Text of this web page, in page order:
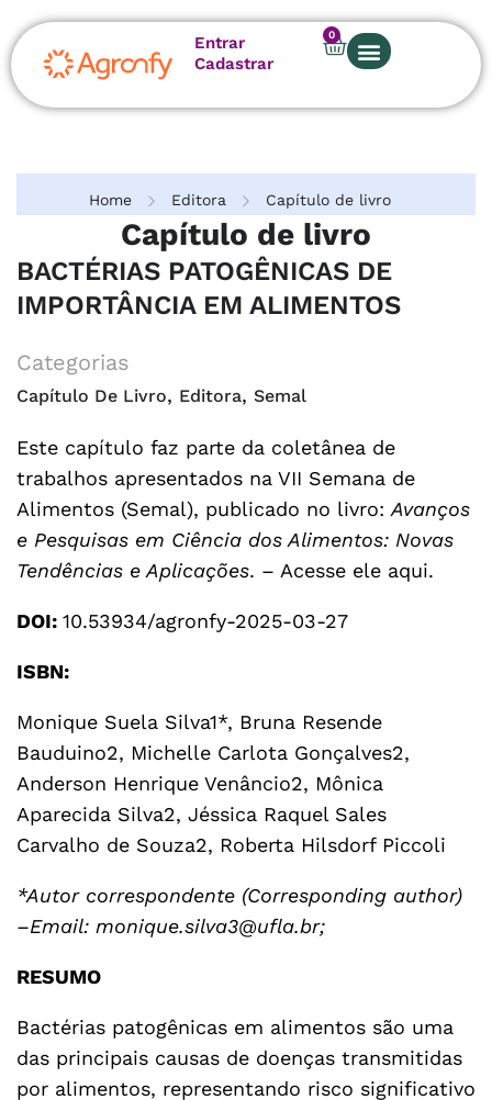
Entrar
Cadastrar
0
Home Editora Capítulo de livro
Capítulo de livro
BACTÉRIAS PATOGÊNICAS DE
IMPORTÂNCIA EM ALIMENTOS
Categorias
Capítulo De Livro, Editora, Semal
Este capítulo faz parte da coletânea de
trabalhos apresentados na VII Semana de
Alimentos (Semal), publicado no livro:Avanços
e Pesquisas em Ciência dos Alimentos: Novas
Tendências e Aplicações. – Acesse ele aqui.
DOI: 10.53934/agronfy-2025-03-27
ISBN:
Monique Suela Silva1*, Bruna Resende
Bauduino2, Michelle Carlota Gonçalves2,
Anderson Henrique Venâncio2, Mônica
Aparecida Silva2, Jéssica Raquel Sales
Carvalho de Souza2, Roberta Hilsdorf Piccoli
*Autor correspondente (Corresponding author)
–Email: monique.silva3@ufla.br;
RESUMO
Bactérias patogênicas em alimentos são uma
das principais causas de doenças transmitidas
por alimentos, representando risco significativo